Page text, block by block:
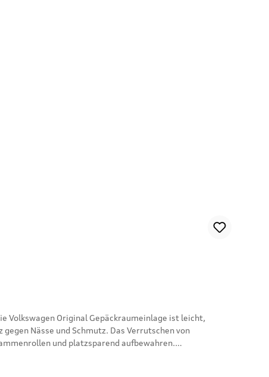
Nässe und Schmutz. Das Verrutschen von
und platzsparend aufbewahren.